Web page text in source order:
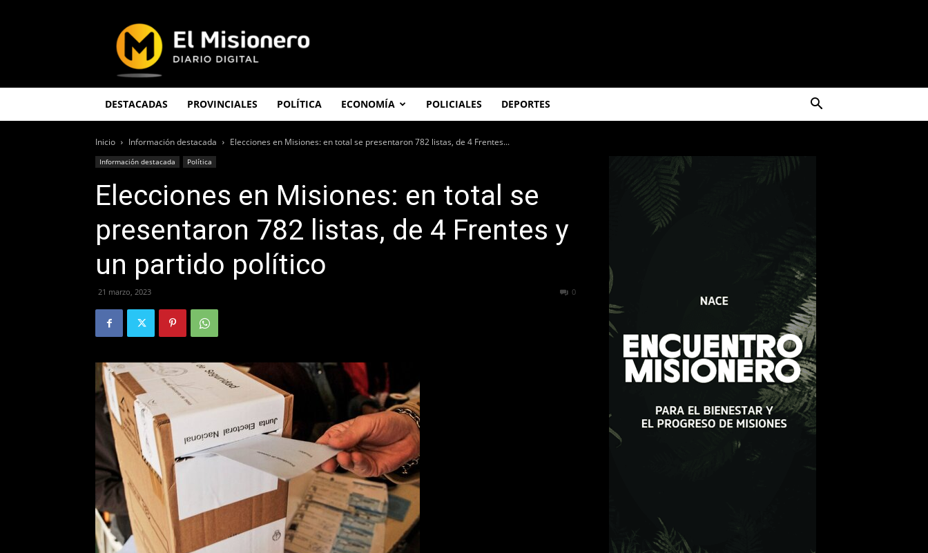
Misionero
DESTACADAS PROVINCIALES POLÍTICA ECONOMÍA POLICIALES DEPORTES
Inicio Información destacada Elecciones en Misiones: en total se presentaron 782 listas, de 4 Frentes...
Información destacada Política
Elecciones en Misiones: en total se
presentaron 782 listas, de 4 Frentes y
un partido político
21 marzo, 2023 0